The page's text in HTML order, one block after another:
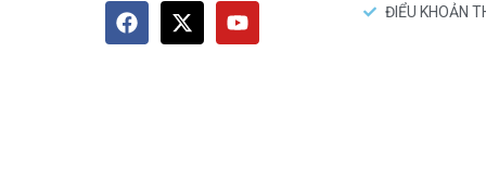
ĐIỂU KHOẢN